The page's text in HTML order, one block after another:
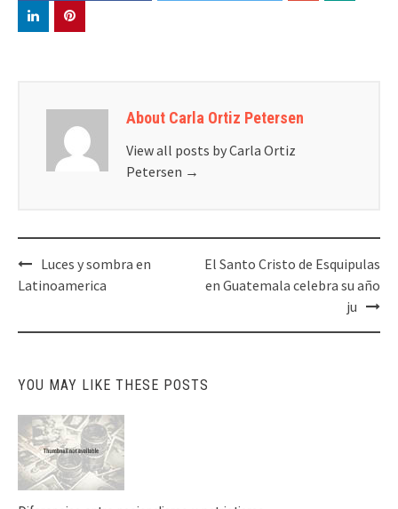
About Carla Ortiz Petersen
View all posts by Carla Ortiz
Petersen →
Post
navigation
Luces y sombra en
Latinoamerica
El Santo Cristo de Esquipulas
en Guatemala celebra su año
ju
YOU MAY LIKE THESE POSTS